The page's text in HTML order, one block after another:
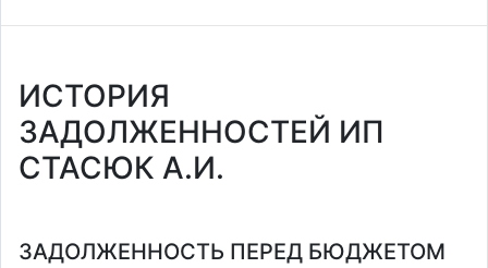
ИСТОРИЯ
ЗАДОЛЖЕННОСТЕЙ ИП
СТАСЮК А.И.
ЗАДОЛЖЕННОСТЬ ПЕРЕД БЮДЖЕТОМ